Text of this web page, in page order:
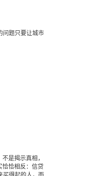
问题只要让城市
是揭示真相，
恰恰相反：信贷